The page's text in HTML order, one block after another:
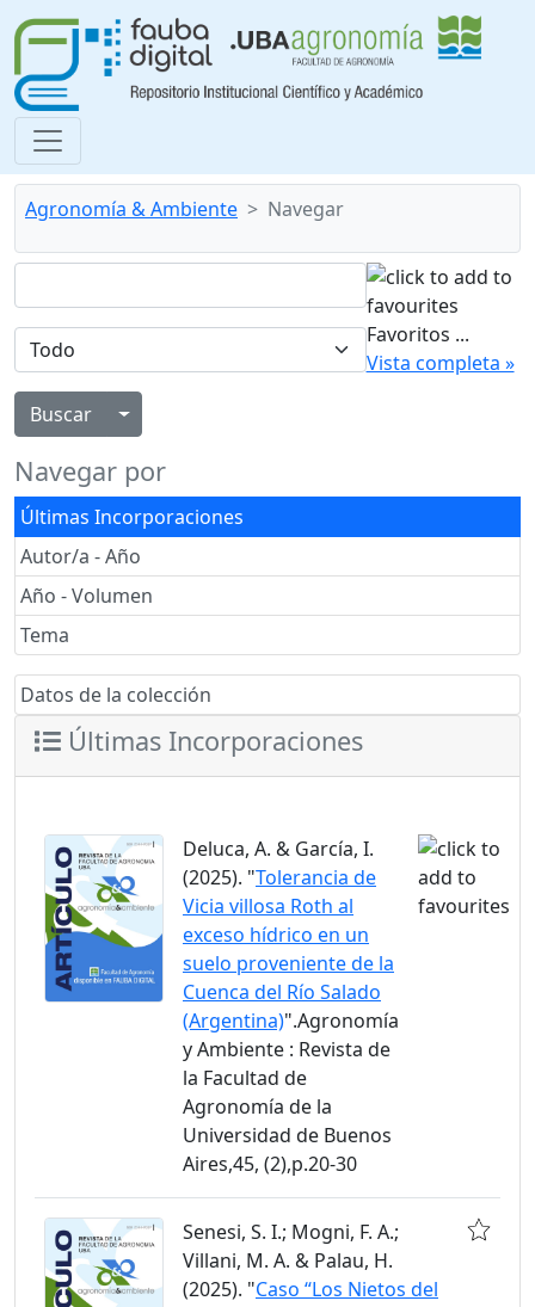
Agronomía & Ambiente Navegar
Alternar menú desplegable
Favoritos ...
Vista completa »
Navegar por
Últimas Incorporaciones
Autor/a - Año
Año - Volumen
Tema
Datos de la colección
Últimas Incorporaciones
Deluca, A. & García, I.
(2025). "Tolerancia de
Vicia villosa Roth al
exceso hídrico en un
suelo proveniente de la
Cuenca del Río Salado
(Argentina)".Agronomía
y Ambiente : Revista de
la Facultad de
Agronomía de la
Universidad de Buenos
Aires,45, (2),p.20-30
Senesi, S. I.; Mogni, F. A.;
Villani, M. A. & Palau, H.
(2025). "Caso “Los Nietos del